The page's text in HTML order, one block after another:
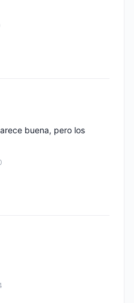
buena, pero los